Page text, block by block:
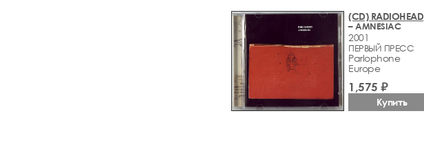
(CD) RADIOHEAD
– AMNESIAC
2001
ПЕРВЫЙ ПРЕСС
Parlophone
Europe
1,575 ₽
Купить